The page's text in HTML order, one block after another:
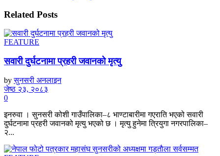
Related Posts
FEATURE
सवारी दुर्घटनामा प्रहरी जवानको मृत्यु
by सुनसरी अनलाइन
जेष्ठ २३, २०८३
0
इनरुवा । सुनसरी कोशी गाउँपालिका–८ भाण्टाबारीमा गएराति भएको सवारी
दुर्घटनामा प्रहरी जवानको मृत्यु भएको छ । मृत्यु हुनेमा त्रियुगा नगरपालिका–
२...